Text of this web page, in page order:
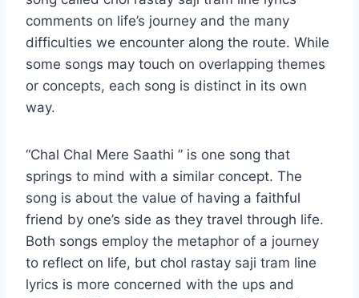
comments on life’s journey and the many
difficulties we encounter along the route. While
some songs may touch on overlapping themes
or concepts, each song is distinct in its own
way.
“Chal Chal Mere Saathi ” is one song that
springs to mind with a similar concept. The
song is about the value of having a faithful
friend by one’s side as they travel through life.
Both songs employ the metaphor of a journey
to reflect on life, but chol rastay saji tram line
lyrics is more concerned with the ups and